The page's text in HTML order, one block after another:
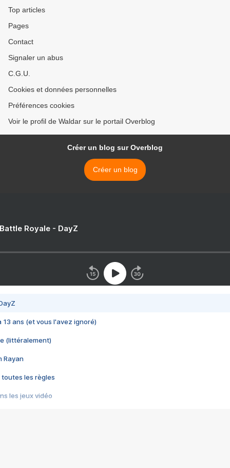
Top articles
Pages
Contact
Signaler un abus
C.G.U.
Cookies et données personnelles
Préférences cookies
Voir le profil de Waldar sur le portail Overblog
Créer un blog sur Overblog
Créer un blog
Royale - DayZ
13 ans (et vous l'avez ignoré)
(littéralement)
Rayan
toutes les règles
les jeux vidéo